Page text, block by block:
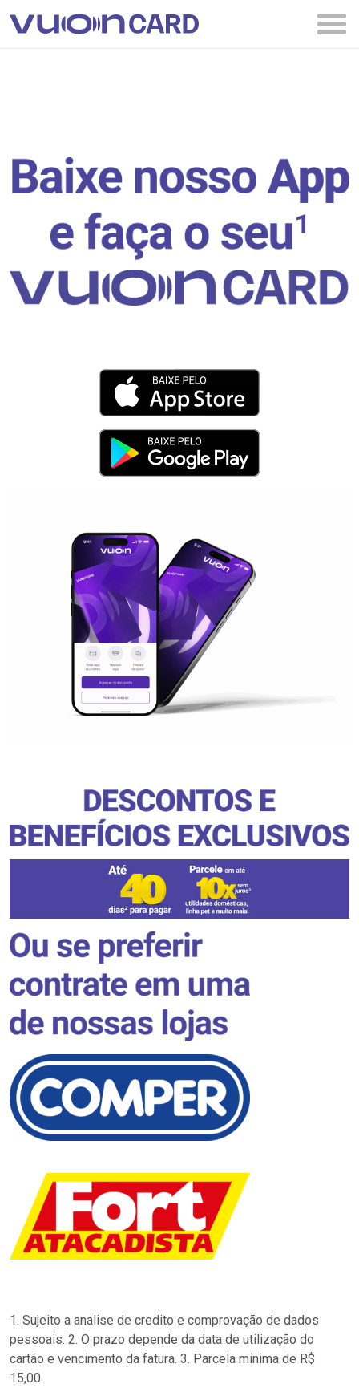
1. Sujeito a analise de credito e comprovação de dados
pessoais. 2. O prazo depende da data de utilização do
cartão e vencimento da fatura. 3. Parcela minima de R$
15,00.